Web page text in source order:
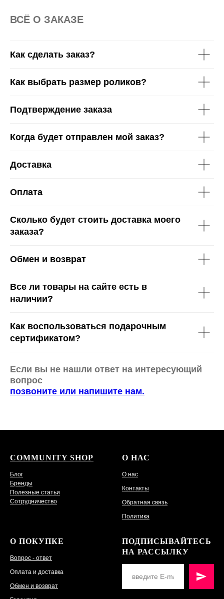
ВСË О ЗАКАЗЕ
Как сделать заказ?
Как выбрать размер роликов?
Подтверждение заказа
Когда будет отправлен мой заказ?
Доставка
Оплата
Сколько будет стоить доставка моего
заказа?
Обмен и возврат
Все ли товары на сайте есть в
наличии?
Как воспользоваться подарочным
сертификатом?
Если вы не нашли ответ на интересующий
вопрос
позвоните или напишите нам.
COMMUNITY SHOP
Блог
Бренды
Полезные статьи
Сотрудничество
О НАС
О нас
Контакты
Обратная связь
Политика
О ПОКУПКЕ
Вопрос - ответ
Оплата и доставка
Обмен и возврат
ПОДПИСЫВАЙТЕСЬ
НА РАССЫЛКУ